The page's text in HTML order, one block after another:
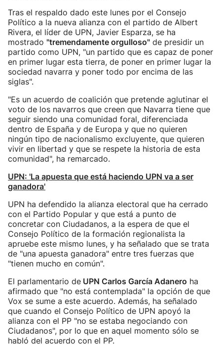
Tras el respaldo dado este lunes por el Consejo
Político a la nueva alianza con el partido de Albert
Rivera, el líder de UPN, Javier Esparza, se ha
mostrado "tremendamente orgulloso" de presidir un
partido como UPN, "un partido que es capaz de poner
en primer lugar esta tierra, de poner en primer lugar la
sociedad navarra y poner todo por encima de las
siglas".
"Es un acuerdo de coalición que pretende aglutinar el
voto de los navarros que creen que Navarra tiene que
seguir siendo una comunidad foral, diferenciada
dentro de España y de Europa y que no quieren
ningún tipo de nacionalismo excluyente, que quieren
vivir en libertad y que se respete la historia de esta
comunidad", ha remarcado.
UPN: 'La apuesta que está haciendo UPN va a ser
ganadora'
UPN ha defendido la alianza electoral que ha cerrado
con el Partido Popular y que está a punto de
concretar con Ciudadanos, a la espera de que el
Consejo Político de la formación regionalista la
apruebe este mismo lunes, y ha señalado que se trata
de "una apuesta ganadora" entre tres fuerzas que
"tienen mucho en común".
El parlamentario de UPN Carlos García Adanero ha
afirmado que "no está contemplada" la opción de que
Vox se sume a este acuerdo. Además, ha señalado
que cuando el Consejo Político de UPN apoyó la
alianza con el PP "no se estaba negociando con
Ciudadanos", por lo que en aquel momento sólo se
habló del acuerdo con el PP.